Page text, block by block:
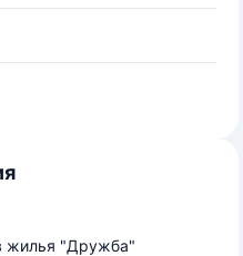
жилья "Дружба"